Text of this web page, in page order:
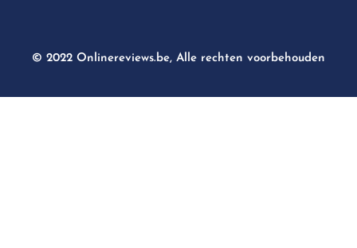
© 2022 Onlinereviews.be, Alle rechten voorbehouden